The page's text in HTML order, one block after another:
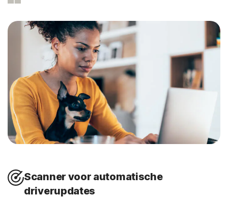
Scanner voor automatische
driverupdates